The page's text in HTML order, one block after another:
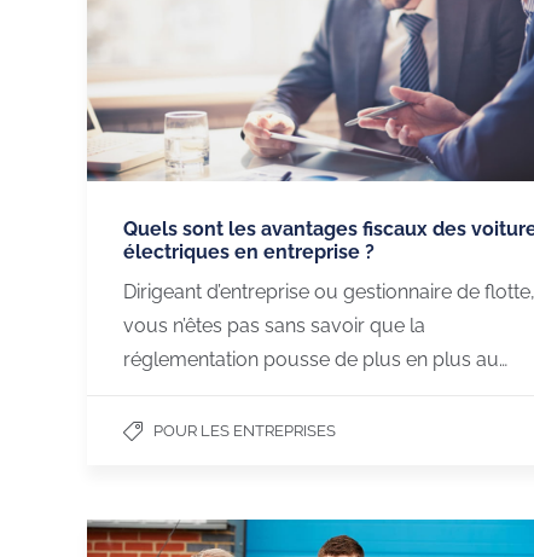
Quels sont les avantages fiscaux des
électriques en entreprise ?
Dirigeant d’entreprise ou gestionnaire de flotte,
vous n’êtes pas sans savoir que la
réglementation pousse de plus en plus au…
POUR LES ENTREPRISES